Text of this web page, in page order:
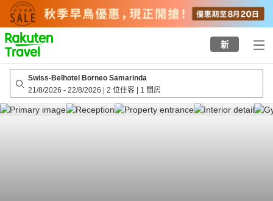
to
top
page
新
Swiss-Belhotel Borneo Samarinda
21/8/2026 - 22/8/2026 | 2 位住客 | 1 間房